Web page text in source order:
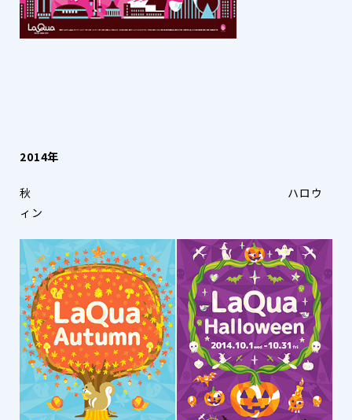
2014年
秋 ハロウ
ィン